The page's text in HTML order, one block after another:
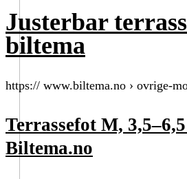
Justerbar
biltema
https:// www.biltema.no › ovrige-
Terrassefot M,
Biltema.no